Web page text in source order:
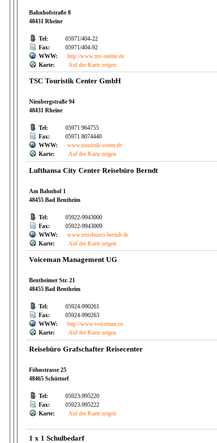
Bahnhofstraße 8
48431 Rheine
Tel:
05971/404-22
Fax:
05971/404-92
WWW:
http://www.mv-online.de
Karte:
Auf der Karte zeigen
TSC Touristik Center GmbH
Nienbergstraße 94
48431 Rheine
Tel:
05971 964755
Fax:
05971 8074440
WWW:
www.touristik-center.de
Karte:
Auf der Karte zeigen
Lufthansa City Center Reisebüro Berndt
Am Bahnhof 1
48455 Bad Bentheim
Tel:
05922-9943000
Fax:
05922-9943009
WWW:
www.reisebuero-berndt.de
Karte:
Auf der Karte zeigen
Voiceman Management UG
Bentheimer Str. 21
48455 Bad Bentheim
Tel:
05924-990261
Fax:
05924-990263
WWW:
http://www.voiceman.eu
Karte:
Auf der Karte zeigen
Reisebüro Grafschafter Reisecenter
Föhnstrasse 25
48465 Schüttorf
Tel:
05923-995220
Fax:
05923-995222
Karte:
Auf der Karte zeigen
1 x 1 Schulbedarf